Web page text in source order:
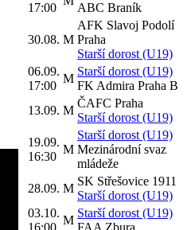
17:00
ABC Braník
30.08. M
AFK Slavoj Podolí
Praha
Starší dorost (U19)
06.09.
17:00
M
Starší dorost (U19)
FK Admira Praha B
13.09. M
ČAFC Praha
Starší dorost (U19)
19.09.
16:30
M
Starší dorost (U19)
Mezinárodní svaz
mládeže
28.09. M
SK Střešovice 1911
Starší dorost (U19)
03.10.
16:00
M
Starší dorost (U19)
FAA Zbura